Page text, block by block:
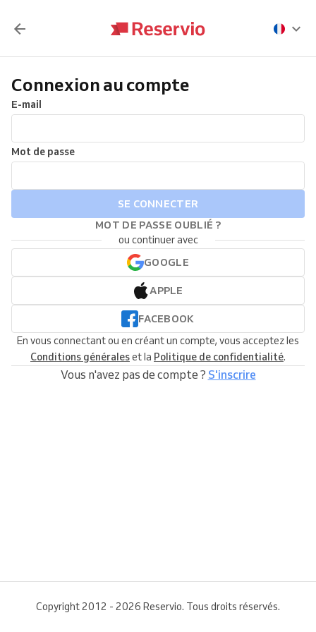
Connexion au compte
E-mail
Mot de passe
SE CONNECTER
MOT DE PASSE OUBLIÉ ?
ou continuer avec
GOOGLE
APPLE
FACEBOOK
En vous connectant ou en créant un compte, vous acceptez les
Conditions généraleset la Politique de confidentialité.
Vous n'avez pas de compte ? S'inscrire
Copyright 2012 - 2026 Reservio. Tous droits réservés.